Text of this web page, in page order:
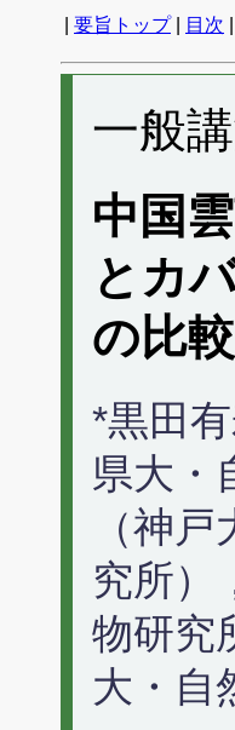
要旨トップ| 目次
一般
中国
とカ
の比
*黒田
県大・
（神
究所）
物研究
大・自